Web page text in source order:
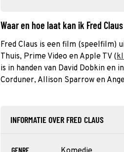
Waar en hoe laat kan ik Fred
Fred Claus is een film (speelfilm)
Thuis, Prime Video en Apple TV (
is in handen van David Dobkin en
Corduner, Allison Sparrow en
INFORMATIE OVER FRED CLAUS
GENRE